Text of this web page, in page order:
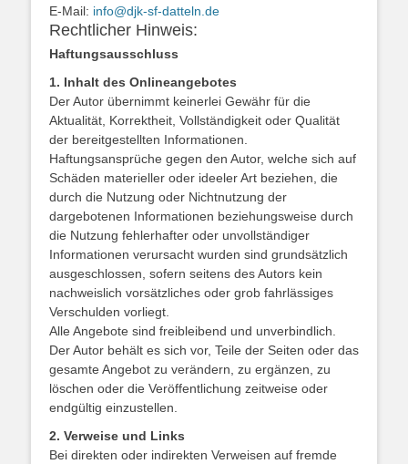
E-Mail: info@djk-sf-datteln.de
Rechtlicher Hinweis:
Haftungsausschluss
1. Inhalt des Onlineangebotes
Der Autor übernimmt keinerlei Gewähr für die
Aktualität, Korrektheit, Vollständigkeit oder Qualität
der bereitgestellten Informationen.
Haftungsansprüche gegen den Autor, welche sich auf
Schäden materieller oder ideeler Art beziehen, die
durch die Nutzung oder Nichtnutzung der
dargebotenen Informationen beziehungsweise durch
die Nutzung fehlerhafter oder unvollständiger
Informationen verursacht wurden sind grundsätzlich
ausgeschlossen, sofern seitens des Autors kein
nachweislich vorsätzliches oder grob fahrlässiges
Verschulden vorliegt.
Alle Angebote sind freibleibend und unverbindlich.
Der Autor behält es sich vor, Teile der Seiten oder das
gesamte Angebot zu verändern, zu ergänzen, zu
löschen oder die Veröffentlichung zeitweise oder
endgültig einzustellen.
2. Verweise und Links
Bei direkten oder indirekten Verweisen auf fremde